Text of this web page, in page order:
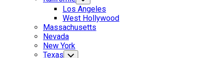
Child
Menu
Los Angeles
West Hollywood
Massachusetts
Nevada
New York
Current
Texas Toggle